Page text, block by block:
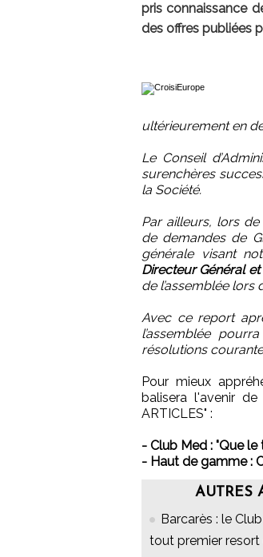
pris connaissance
des offres publiées
ultérieurement en
Le Conseil
surenchères
la Société.
Par ailleurs, lors de
de demandes de
générale visant
Directeur Général
de l’assemblée lors
Avec ce report
l’assemblée
résolutions
Pour mieux
balisera l'avenir
ARTICLES" :
- Club Med : "Que le
- Haut de gamme :
AUTRES
Barcarès : le
tout premier resort